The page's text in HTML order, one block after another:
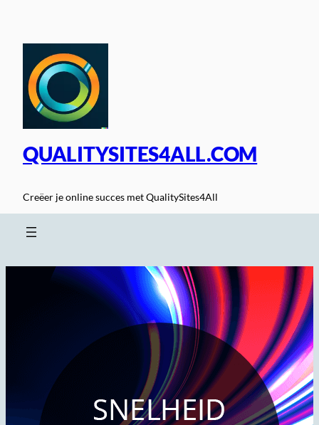
inhoud
QUALITYSITES4ALL.COM
Creëer je online succes met QualitySites4All